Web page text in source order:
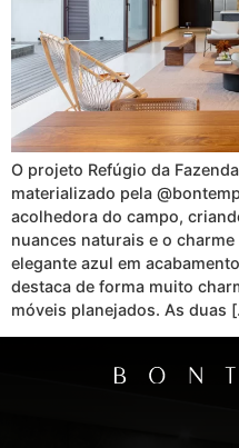
O projeto Refúgio da
materializado pela
acolhedora do campo,
nuances naturais e o
elegante azul em
destaca de forma muito
móveis planejados. As duas